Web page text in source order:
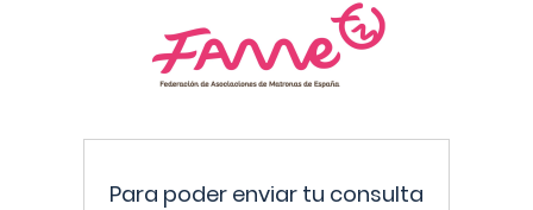
Para poder enviar tu consulta